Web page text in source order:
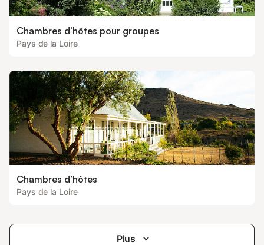
Chambres d’hôtes pour groupes
Pays de la Loire
Chambres d’hôtes
Pays de la Loire
Plus